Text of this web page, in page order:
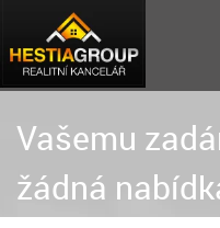
Vašemu
žádná